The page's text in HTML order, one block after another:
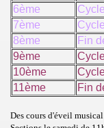
6ème
7ème
8ème
Fin
9ème
10ème
11ème
Fin
Des cours d'éveil